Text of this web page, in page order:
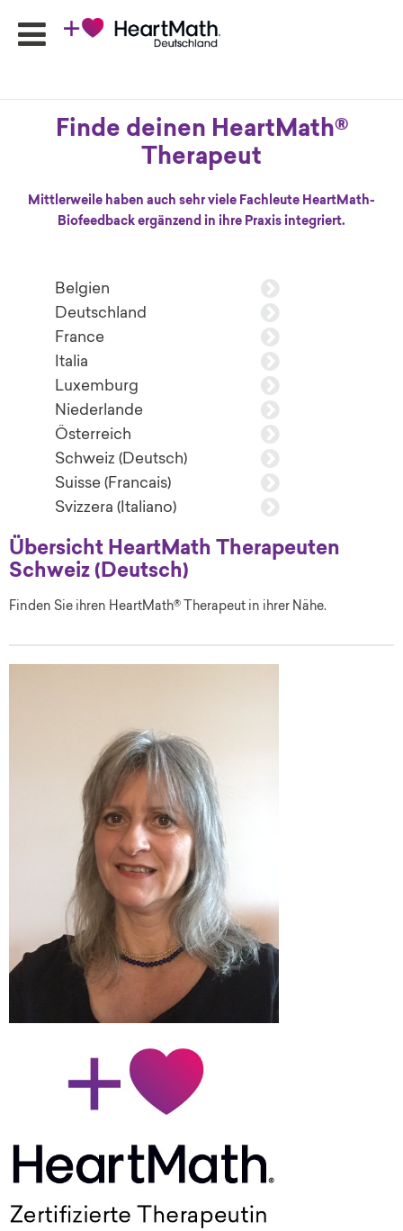
HeartMath
Programme
Produkte
Ansprechpartner
Newsletter
Finde deinen HeartMath®
Therapeut
Mittlerweile haben auch sehr viele Fachleute HeartMath-
Biofeedback ergänzend in ihre Praxis integriert.
Belgien
Deutschland
France
Italia
Luxemburg
Niederlande
Österreich
Schweiz (Deutsch)
Suisse (Francais)
Svizzera (Italiano)
Übersicht HeartMath Therapeuten
Schweiz (Deutsch)
Finden Sie ihren HeartMath® Therapeut in ihrer Nähe.